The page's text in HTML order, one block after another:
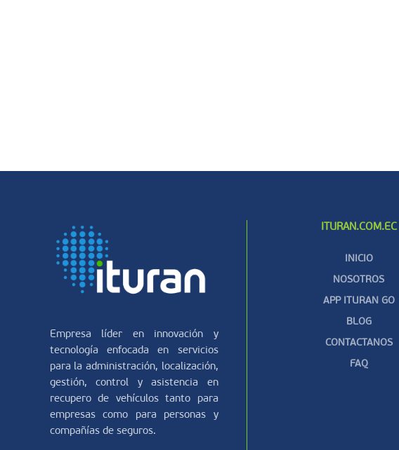
Empresa líder en innovación y
tecnología enfocada en servicios
para la administración, localización,
gestión, control y asistencia en
recupero de vehículos tanto para
empresas como para personas y
compañías de seguros.
ITURAN.COM.EC
INICIO
NOSOTROS
APP ITURAN GO
BLOG
CONTACTANOS
FAQ